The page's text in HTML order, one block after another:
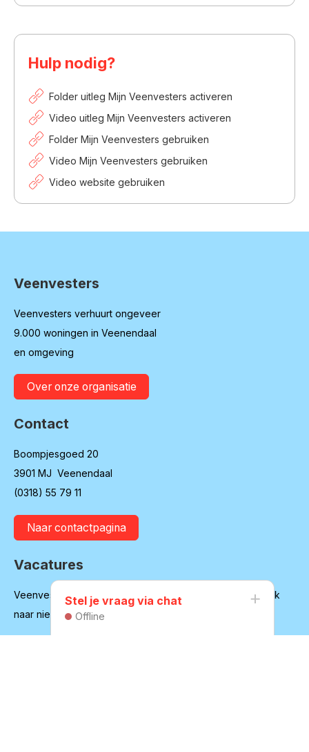
Hulp nodig?
Folder uitleg Mijn Veenvesters activeren
Video uitleg Mijn Veenvesters activeren
Folder Mijn Veenvesters gebruiken
Video Mijn Veenvesters gebruiken
Video website gebruiken
Contactinformatie
Veenvesters
Veenvesters verhuurt ongeveer
9.000 woningen in Veenendaal
en omgeving
Over onze organisatie
Contact
Boompjesgoed 20
3901 MJ Veenendaal
(0318) 55 79 11
Naar contactpagina
Vacatures
Veenvesters blijft in ontwikkeling en is regelmatig op zoek
naar nieuwe medewerkers
Stel je vraag via chat
Offline